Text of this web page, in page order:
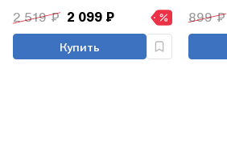
2 519 ₽ 2 099 ₽
Купить
899 ₽